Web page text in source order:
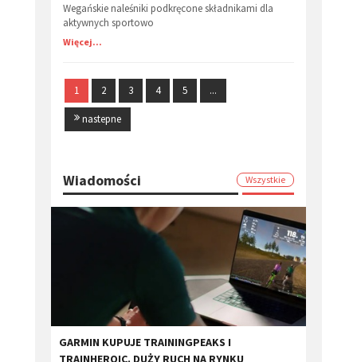
Wegańskie naleśniki podkręcone składnikami dla
aktywnych sportowo
Więcej...
1 2 3 4 5 ...
nastepne
Wiadomości Wszystkie
GARMIN KUPUJE TRAININGPEAKS I
TRAINHEROIC. DUŻY RUCH NA RYNKU